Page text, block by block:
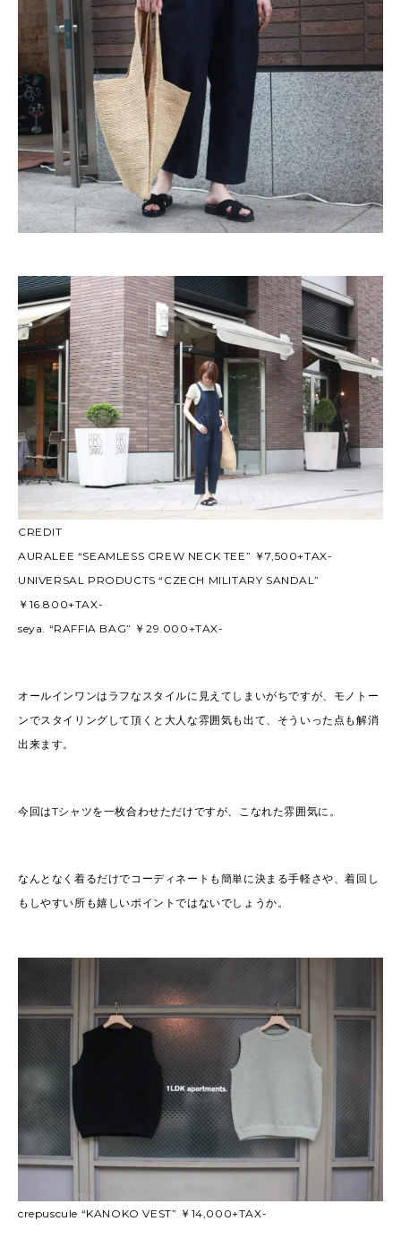
CREDIT
AURALEE “SEAMLESS CREW NECK TEE” ￥7,500+TAX-
UNIVERSAL PRODUCTS “CZECH MILITARY SANDAL”
￥16.800+TAX-
seya. “RAFFIA BAG” ￥29.000+TAX-
オールインワンはラフなスタイルに見えてしまいがちですが、モノトー
ンでスタイリングして頂くと大人な雰囲気も出て、そういった点も解消
出来ます。
今回はTシャツを一枚合わせただけですが、こなれた雰囲気に。
なんとなく着るだけでコーディネートも簡単に決まる手軽さや、着回し
もしやすい所も嬉しいポイントではないでしょうか。
crepuscule “KANOKO VEST” ￥14,000+TAX-